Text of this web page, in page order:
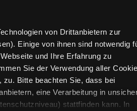
von Drittanbietern zur
Einige von ihnen sind notwendig
und Ihre Erfahrung zu
Sie der Verwendung aller
zu. Bitte beachten Sie, dass bei
eine Verarbeitung in
stattfinden kann. In
und keine
jetzt